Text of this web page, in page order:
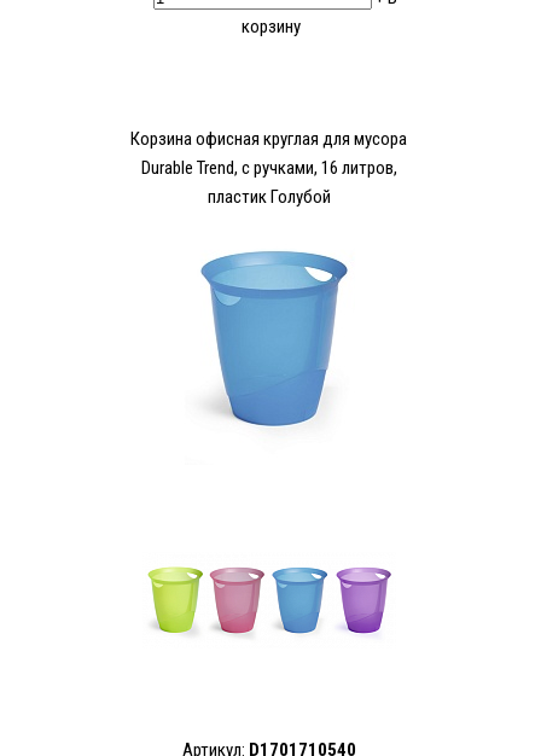
корзину
Корзина офисная круглая для мусора
Durable Trend, с ручками, 16 литров,
пластик Голубой
Артикул: D1701710540